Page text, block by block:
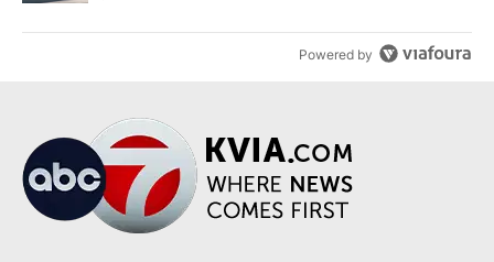
Powered by